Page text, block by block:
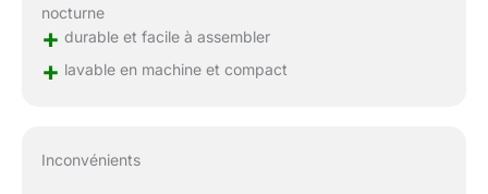
nocturne
+ durable et facile à assembler
+ lavable en machine et compact
Inconvénients